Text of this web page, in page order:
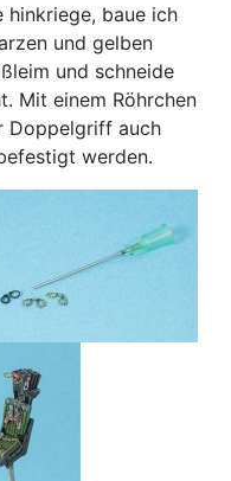
hinkriege, baue ich
und gelben
und schneide
Mit einem Röhrchen
Doppelgriff auch
werden.